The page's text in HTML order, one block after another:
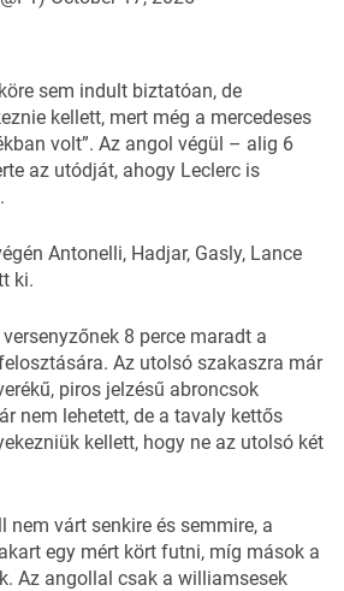
sem indult biztatóan, de
kellett, mert még a mercedeses
volt”. Az angol végül – alig 6
az utódját, ahogy Leclerc is
Antonelli, Hadjar, Gasly, Lance
ki.
8 perce maradt a
Az utolsó szakaszra már
piros jelzésű abroncsok
nem lehetett, de a tavaly kettős
kellett, hogy ne az utolsó két
nem várt senkire és semmire, a
egy mért kört futni, míg mások a
Az angollal csak a williamsesek